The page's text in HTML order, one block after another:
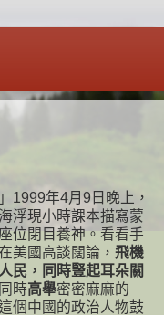
1999年4月9日晚上，
浮現小時課本描寫蒙
位閉目養神。看看手
美國高談闊論， 飛機
民，同時豎起耳朵關
時高舉密密麻麻的
個中國的政治人物鼓